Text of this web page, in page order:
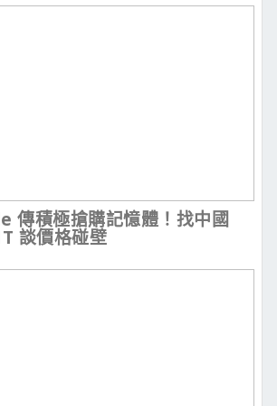
傳積極搶購記憶體！找中國
談價格碰壁